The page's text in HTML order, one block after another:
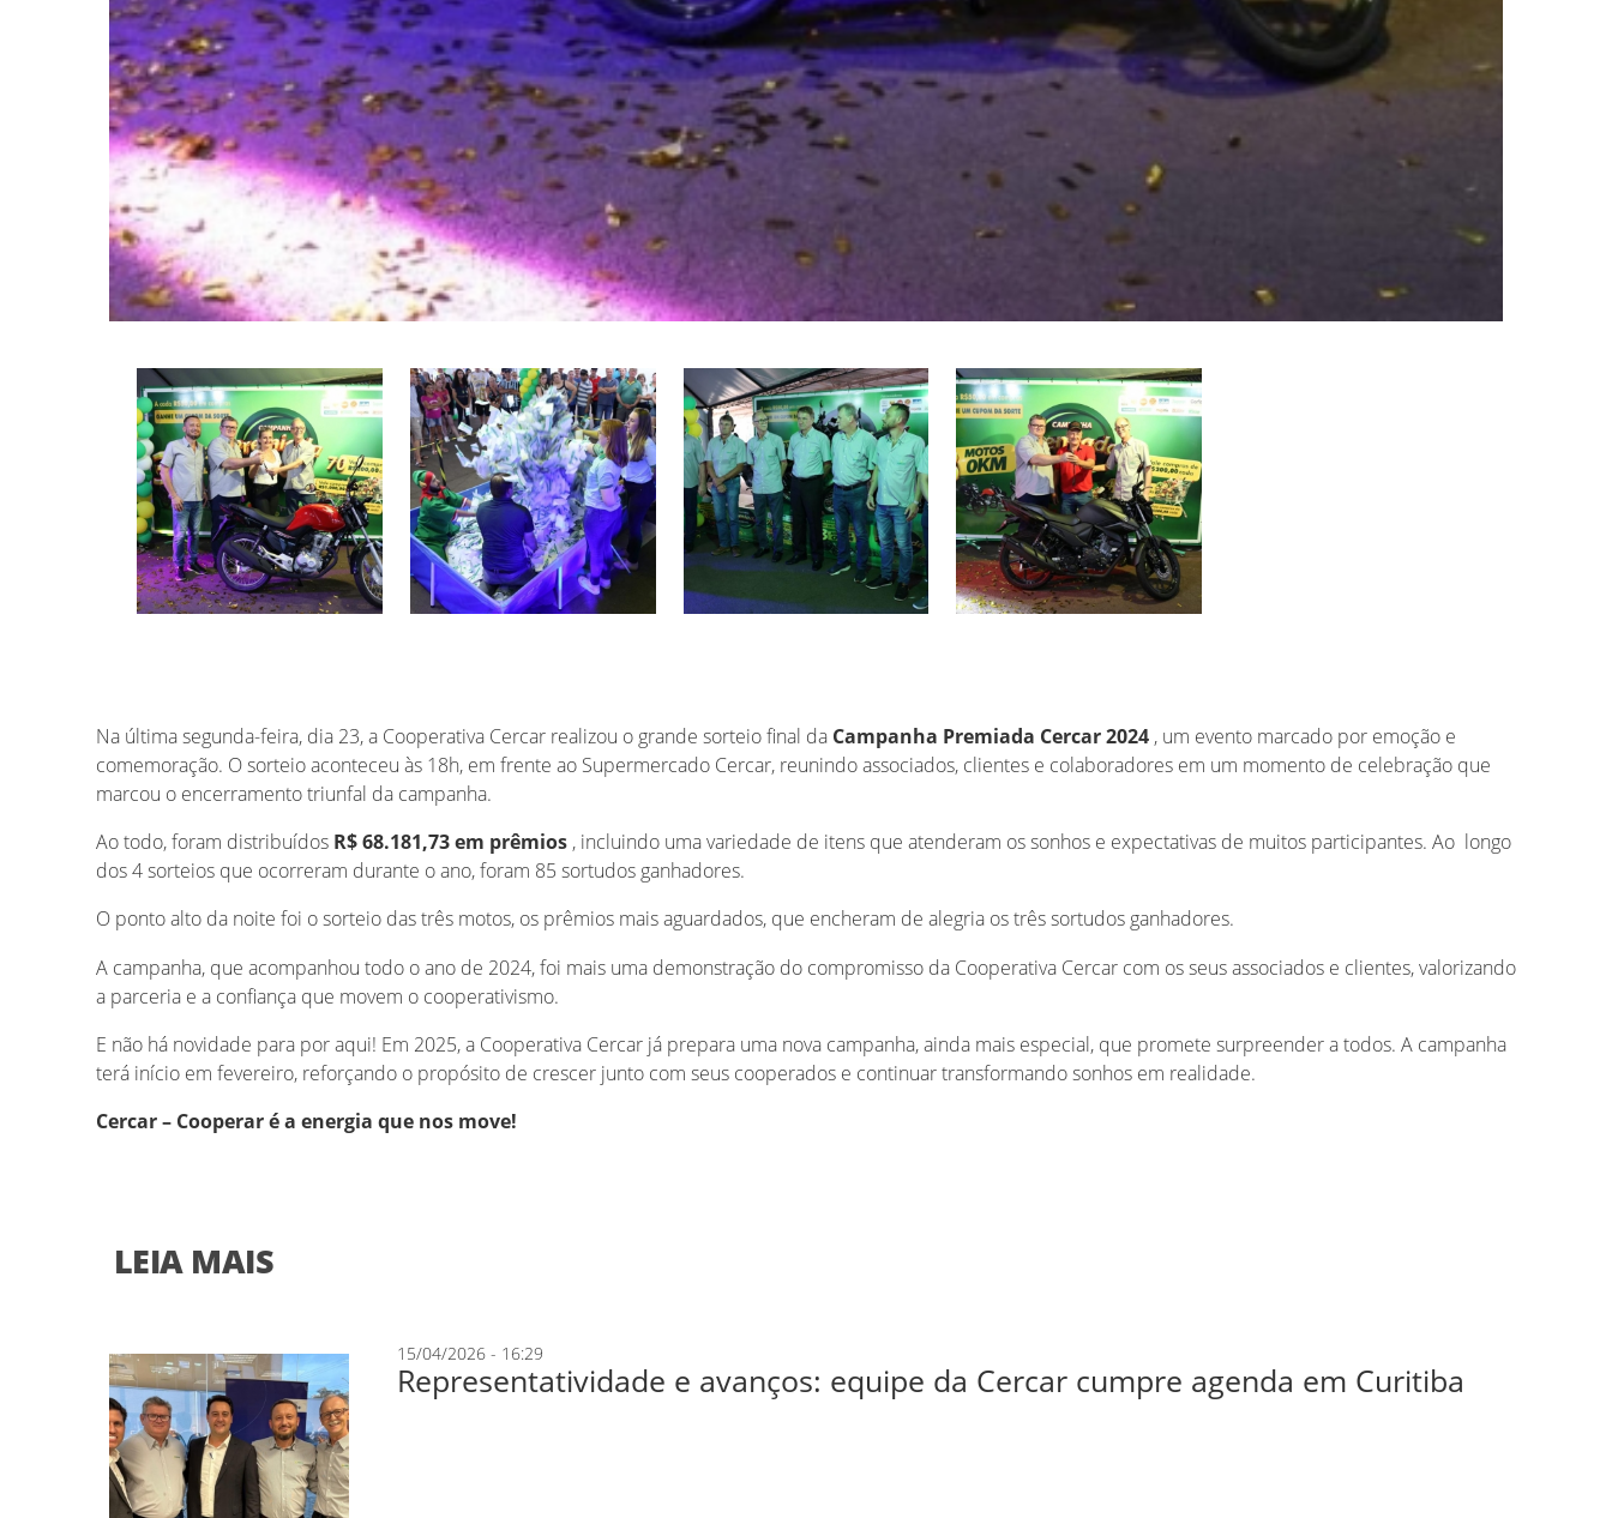
Na última segunda-feira, dia 23, a Cooperativa Cercar realizou o grande sorteio final da Campanha Premiada Cercar 2024, um evento marcado por emoção e
comemoração. O sorteio aconteceu às 18h, em frente ao Supermercado Cercar, reunindo associados, clientes e colaboradores em um momento de celebração que
marcou o encerramento triunfal da campanha.
Ao todo, foram distribuídos R$ 68.181,73 em prêmios, incluindo uma variedade de itens que atenderam os sonhos e expectativas de muitos participantes. Ao longo
dos 4 sorteios que ocorreram durante o ano, foram 85 sortudos ganhadores.
O ponto alto da noite foi o sorteio das três motos, os prêmios mais aguardados, que encheram de alegria os três sortudos ganhadores.
A campanha, que acompanhou todo o ano de 2024, foi mais uma demonstração do compromisso da Cooperativa Cercar com os seus associados e clientes, valorizando
a parceria e a confiança que movem o cooperativismo.
E não há novidade para por aqui! Em 2025, a Cooperativa Cercar já prepara uma nova campanha, ainda mais especial, que promete surpreender a todos. A campanha
terá início em fevereiro, reforçando o propósito de crescer junto com seus cooperados e continuar transformando sonhos em realidade.
Cercar – Cooperar é a energia que nos move!
LEIA MAIS
15/04/2026 - 16:29
Representatividade e avanços: equipe da Cercar cumpre agenda em Curitiba